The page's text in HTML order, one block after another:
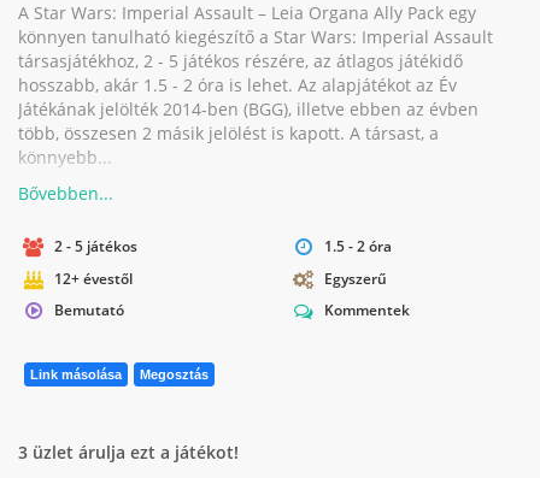
A Star Wars: Imperial Assault – Leia Organa Ally Pack egy
könnyen tanulható kiegészítő a Star Wars: Imperial Assault
társasjátékhoz, 2 - 5 játékos részére, az átlagos játékidő
hosszabb, akár 1.5 - 2 óra is lehet. Az alapjátékot az Év
Játékának jelölték 2014-ben (BGG), illetve ebben az évben
több, összesen 2 másik jelölést is kapott. A társast, a
könnyebb...
2 - 5 játékos
1.5 - 2 óra
12+ évestől
Egyszerű
Bemutató
Kommentek
Link másolása Megosztás
3 üzlet árulja ezt a játékot!